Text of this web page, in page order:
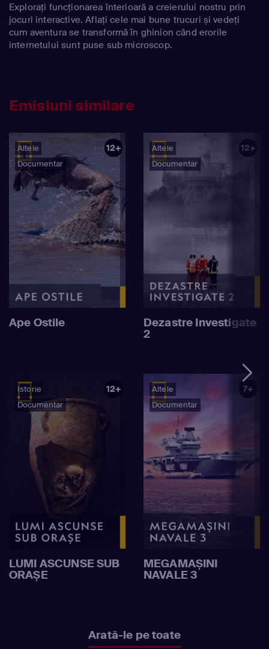
Explorați funcționarea înterioară a creierului nostru prin
jocuri interactive. Aflați cele mai bune trucuri și vedeți
cum aventura se transformă în ghinion când erorile
internetului sunt puse sub microscop.
Emisiuni similare
Altele
Documentar
12+
Ape Ostile
Altele
Documentar
12+
Dezastre Investigate
2
Istorie
Documentar
12+
LUMI ASCUNSE SUB
ORAȘE
Altele
Documentar
7+
MEGAMAȘINI
NAVALE 3
Arată-le pe toate